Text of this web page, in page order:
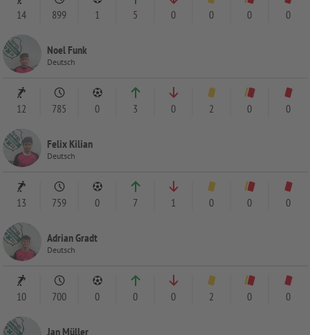
14 899 1 5 0 0 0 0
Noel Funk
Deutsch
12 785 0 3 0 2 0 0
Felix Kilian
Deutsch
13 759 0 7 1 0 0 0
Adrian Gradt
Deutsch
10 700 0 0 0 2 0 0
Jan Müller